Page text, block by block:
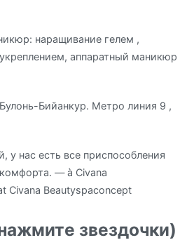
наращивание гелем ,
аппаратный маникюр
Бийанкур. Метро линия 9 ,
у нас есть все приспособления
— à Civana
Civana Beautyspaconcept
звездочки)